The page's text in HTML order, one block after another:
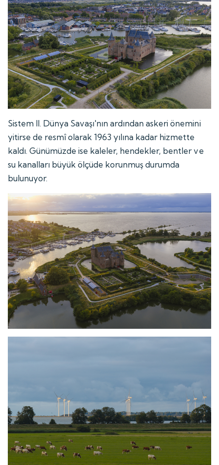
Sistem II. Dünya Savaşı'nın ardından askeri önemini
yitirse de resmî olarak 1963 yılına kadar hizmette
kaldı. Günümüzde ise kaleler, hendekler, bentler ve
su kanalları büyük ölçüde korunmuş durumda
bulunuyor.